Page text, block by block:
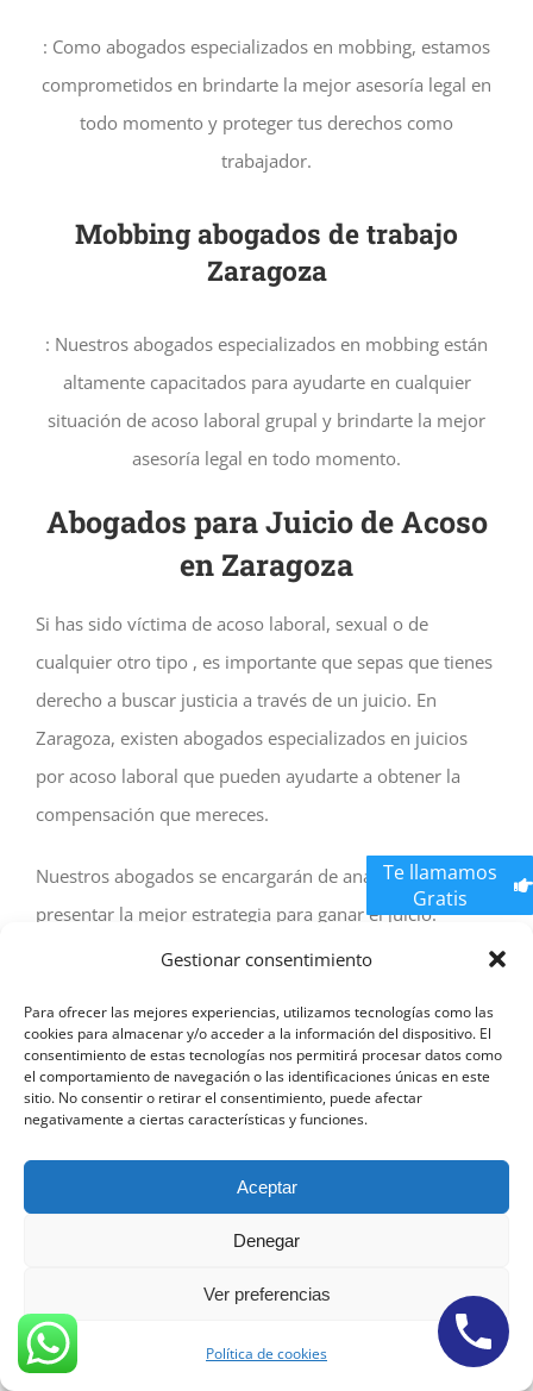
Gestionar consentimiento
Para ofrecer las mejores experiencias, utilizamos tecnologías como las
cookies para almacenar y/o acceder a la información del dispositivo. El
consentimiento de estas tecnologías nos permitirá procesar datos como
el comportamiento de navegación o las identificaciones únicas en este
sitio. No consentir o retirar el consentimiento, puede afectar
negativamente a ciertas características y funciones.
Aceptar
Denegar
Ver preferencias
Política de cookies
: Como abogados especializados en mobbing, estamos
comprometidos en brindarte la mejor asesoría legal en
todo momento y proteger tus derechos como
trabajador.
Mobbing abogados de trabajo
Zaragoza
: Nuestros abogados especializados en mobbing están
altamente capacitados para ayudarte en cualquier
situación de acoso laboral grupal y brindarte la mejor
asesoría legal en todo momento.
Abogados para Juicio de Acoso
en Zaragoza
Si has sido víctima de acoso laboral, sexual o de
cualquier otro tipo , es importante que sepas que tienes
derecho a buscar justicia a través de un juicio. En
Zaragoza, existen abogados especializados en juicios
por acoso laboral que pueden ayudarte a obtener la
compensación que mereces.
Nuestros abogados se encargarán de analizar tu caso y
presentar la mejor estrategia para ganar el juicio.
Además, te guiarán en todo el proceso y te
Zaragoza
Es importante que contactes con nuestro abogado
especializado en acoso laboral lo antes posible, ya que
el plazo para presentar una demanda es limitado. En
Zaragoza, el precio de los abogados de juicio por acoso
laboral puede variar dependiendo de diversos factores,
abogado.
Si has sido víctima de acoso laboral en Zaragoza, no
Te llamamos
Gratis